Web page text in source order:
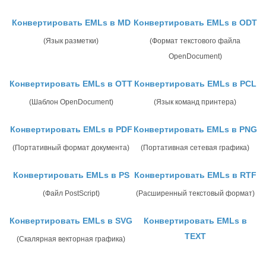
Конвертировать EMLs в MD
(Язык разметки)
Конвертировать EMLs в ODT
(Формат текстового файла
OpenDocument)
Конвертировать EMLs в OTT
(Шаблон OpenDocument)
Конвертировать EMLs в PCL
(Язык команд принтера)
Конвертировать EMLs в PDF
(Портативный формат документа)
Конвертировать EMLs в PNG
(Портативная сетевая графика)
Конвертировать EMLs в PS
(Файл PostScript)
Конвертировать EMLs в RTF
(Расширенный текстовый формат)
Конвертировать EMLs в SVG
(Скалярная векторная графика)
Конвертировать EMLs в
TEXT